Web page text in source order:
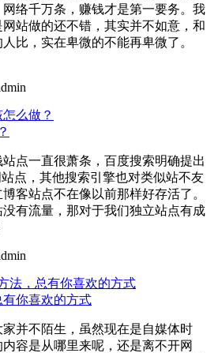
络千万条，赚钱才是第一要务。我
站做的还不错，其实并不如意，和
比，实在卑微的不能再卑微了。
点一直很萧条，百度搜索明确提出
站点，其他搜索引擎也对类似站不友
客站点不在像以前那样好存活了。
有流量，那对于我们独立站点有成
你喜欢的方式
并不陌生，虽然现在是自媒体时
容是从哪里来呢，还是离不开网